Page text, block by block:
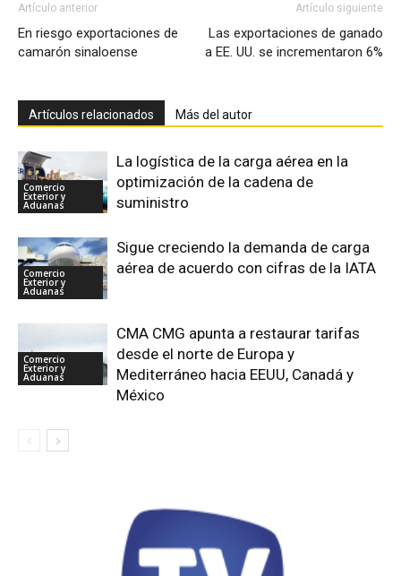
Artículo anterior
En riesgo exportaciones de
camarón sinaloense
Artículo siguiente
Las exportaciones de ganado
a EE. UU. se incrementaron 6%
Artículos relacionados Más del autor
Comercio
Exterior y
Aduanas
La logística de la carga aérea en la
optimización de la cadena de
suministro
Comercio
Exterior y
Aduanas
Sigue creciendo la demanda de carga
aérea de acuerdo con cifras de la IATA
Comercio
Exterior y
Aduanas
CMA CMG apunta a restaurar tarifas
desde el norte de Europa y
Mediterráneo hacia EEUU, Canadá y
México